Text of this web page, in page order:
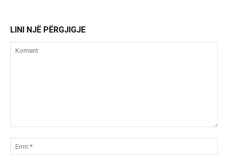
LINI NJË PËRGJIGJE